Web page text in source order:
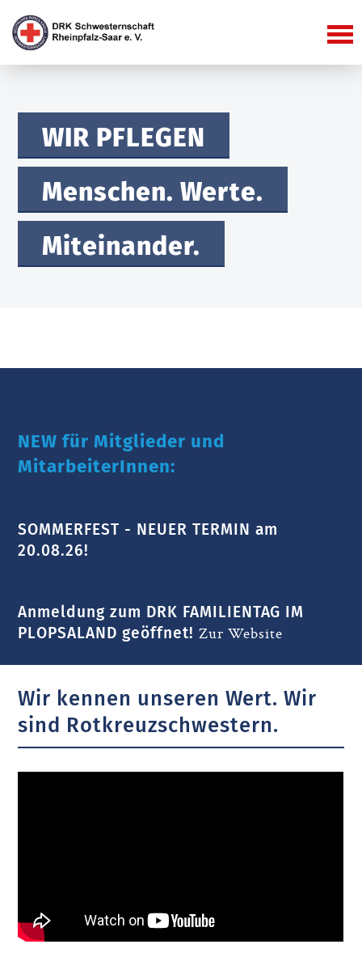
WIR PFLEGEN
Menschen. Werte.
Miteinander.
NEW für Mitglieder und
MitarbeiterInnen:
SOMMERFEST - NEUER TERMIN am
20.08.26!
Anmeldung zum DRK FAMILIENTAG IM
PLOPSALAND geöffnet!Zur Website
Wir kennen unseren Wert. Wir
sind Rotkreuzschwestern.